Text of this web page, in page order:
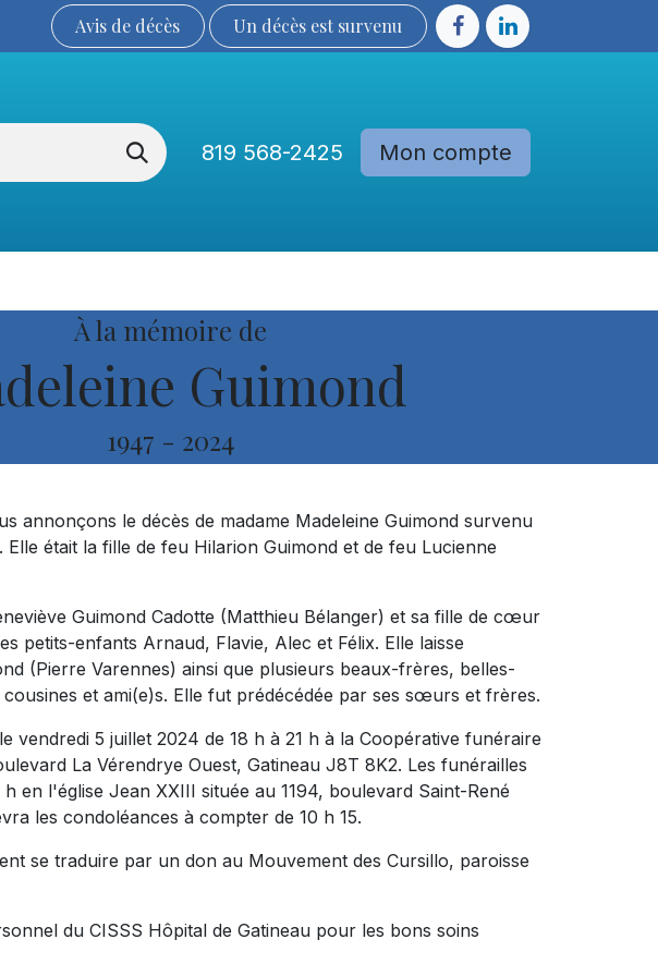
Avis de décès Un décès est sur​​​​​​​​ve​nu​​​​​​​​​​
819 568-2425 Mon compte
À la mémoire de
Guimond
1947 - 2024
annonçons le décès de madame Madeleine Guimond survenu
Elle était la fille de feu Hilarion Guimond et de feu Lucienne
Guimond Cadotte (Matthieu Bélanger) et sa fille de cœur
petits-enfants Arnaud, Flavie, Alec et Félix. Elle laisse
(Pierre Varennes) ainsi que plusieurs beaux-frères, belles-
et ami(e)s. Elle fut prédécédée par ses sœurs et frères.
vendredi 5 juillet 2024 de 18 h à 21 h à la Coopérative funéraire
La Vérendrye Ouest, Gatineau J8T 8K2. Les funérailles
en l'église Jean XXIII située au 1194, boulevard Saint-René
les condoléances à compter de 10 h 15.
se traduire par un don au Mouvement des Cursillo, paroisse
du CISSS Hôpital de Gatineau pour les bons soins